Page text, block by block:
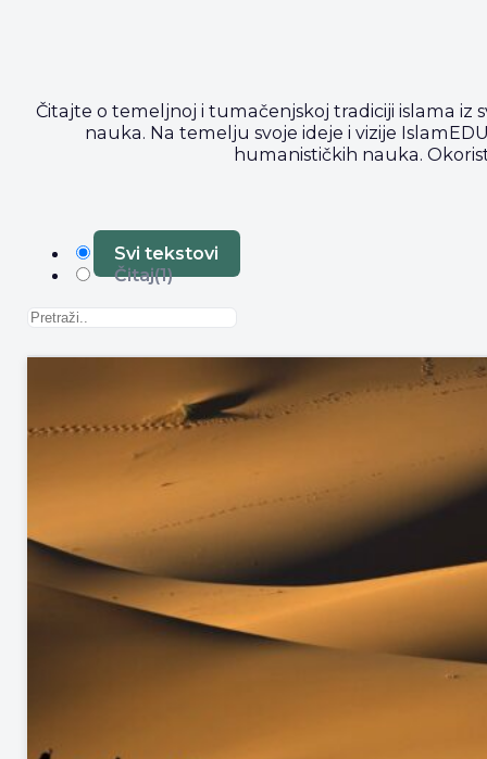
Čitajte o temeljnoj i tumačenjskoj tradiciji islama iz
nauka. Na temelju svoje ideje i vizije
humanističkih nauka.
Svi tekstovi
Čitaj(1)